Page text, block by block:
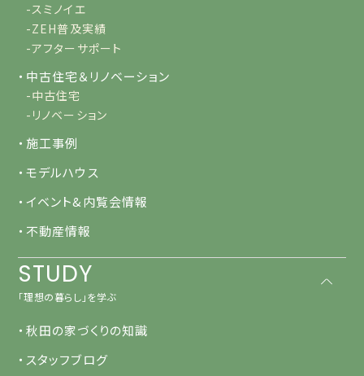
-スミノイエ
-ZEH普及実績
-アフターサポート
・中古住宅＆リノベーション
-中古住宅
-リノベーション
・施工事例
・モデルハウス
・イベント&内覧会情報
・不動産情報
STUDY
「理想の暮らし」を学ぶ
・秋田の家づくりの知識
・スタッフブログ